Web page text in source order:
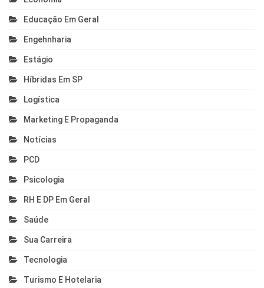
Educação Em Geral
Engehnharia
Estágio
Híbridas Em SP
Logística
Marketing E Propaganda
Notícias
PCD
Psicologia
RH E DP Em Geral
Saúde
Sua Carreira
Tecnologia
Turismo E Hotelaria